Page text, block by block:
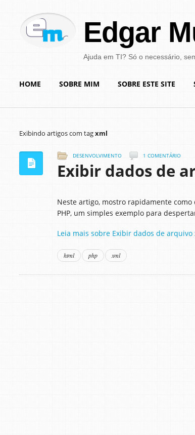
Edgar
Ajuda em TI? Só o necessário,
HOME SOBRE MIM SOBRE ESTE SITE
Exibindo artigos com tagxml
DESENVOLVIMENTO 1 COMENTÁRIO
Exibir dados de
Neste artigo, mostro rapidamente
PHP, um simples exemplo para
Leia mais sobre Exibir dados de
html php xml